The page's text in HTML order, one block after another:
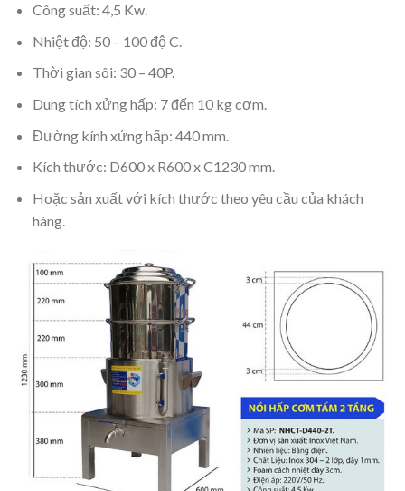
Công suất: 4,5 Kw.
Nhiệt độ: 50 – 100 độ C.
Thời gian sôi: 30 – 40P.
Dung tích xửng hấp: 7 đến 10 kg cơm.
Đường kính xửng hấp: 440 mm.
Kích thước: D600 x R600 x C1230 mm.
Hoặc sản xuất với kích thước theo yêu cầu của khách
hàng.